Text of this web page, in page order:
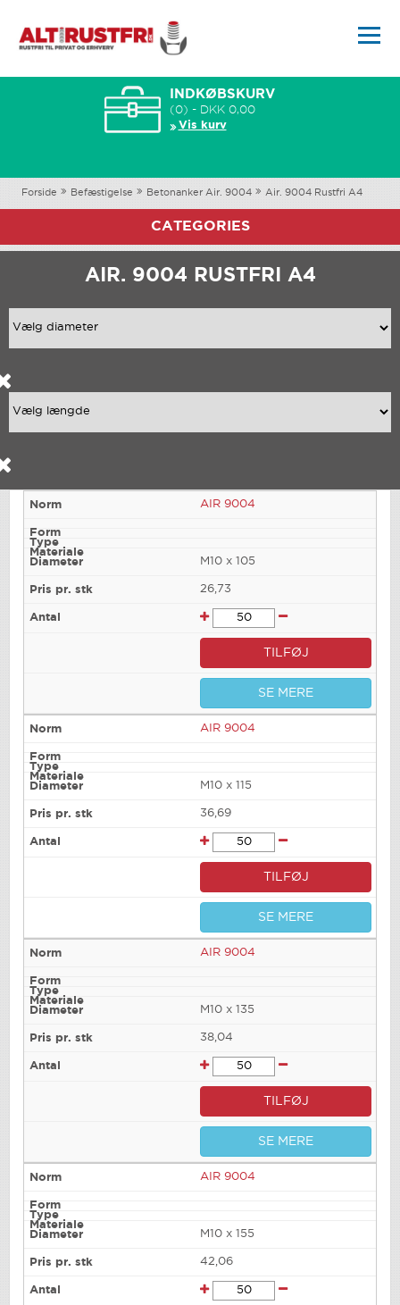
INDKØBSKURV
(0) - DKK 0,00
Vis kurv
Forside Befæstigelse Betonanker Air. 9004 Air. 9004 Rustfri A4
CATEGORIES
AIR. 9004 RUSTFRI A4
AIR 9004
M10 x 105
26,73
TILFØJ
SE MERE
AIR 9004
M10 x 115
36,69
TILFØJ
SE MERE
AIR 9004
M10 x 135
38,04
TILFØJ
SE MERE
AIR 9004
M10 x 155
42,06